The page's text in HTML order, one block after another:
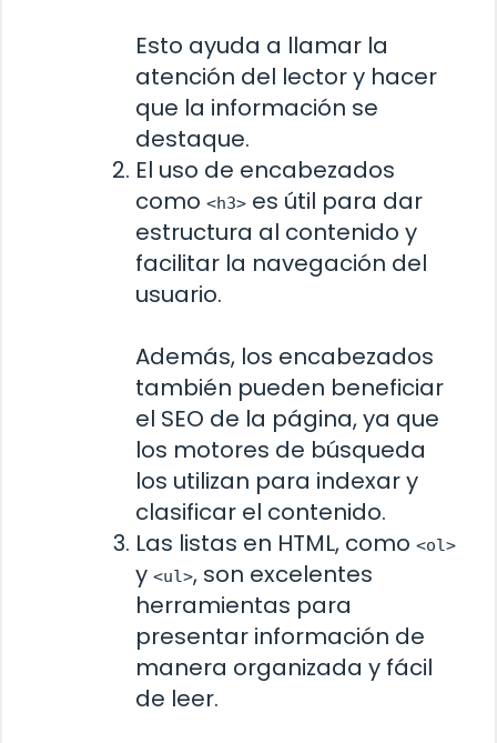
Esto ayuda a llamar la
atención del lector y hacer
que la información se
destaque.
El uso de encabezados
como <h3> es útil para dar
estructura al contenido y
facilitar la navegación del
usuario.
Además, los encabezados
también pueden beneficiar
el SEO de la página, ya que
los motores de búsqueda
los utilizan para indexar y
clasificar el contenido.
Las listas en HTML, como <ol>
y <ul>, son excelentes
herramientas para
presentar información de
manera organizada y fácil
de leer.